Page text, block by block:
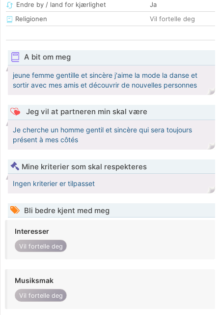
Endre by / land for kjærlighet
Ja
Religionen
Vil fortelle deg
A bit om meg
jeune femme gentille et sincère j'aime la mode la danse et
sortir avec mes amis et découvrir de nouvelles personnes
Jeg vil at partneren min skal være
Je cherche un homme gentil et sincère qui sera toujours
présent à mes côtés
Mine kriterier som skal respekteres
Ingen kriterier er tilpasset
Bli bedre kjent med meg
Interesser
Vil fortelle deg
Musiksmak
Vil fortelle deg